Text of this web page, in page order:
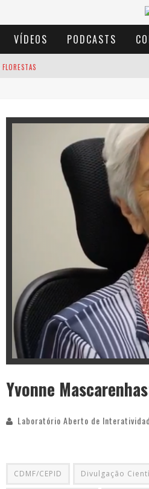
VÍDEOS PODCASTS
LUTZ
- A JAMAIS IMAGINADA AVENTURA COM OS
Yvonne
Laboratório Aberto de
CDMF/CEPID Divulgação